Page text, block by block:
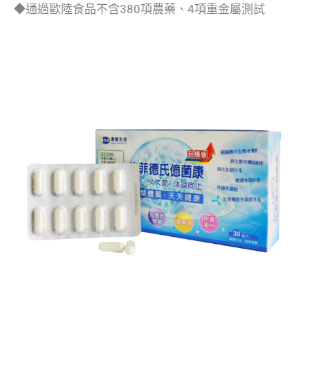
◆通過歐陸食品不含380項農藥、4項重金屬測試